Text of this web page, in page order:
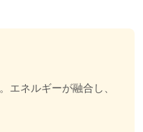
エネルギーが融合し、